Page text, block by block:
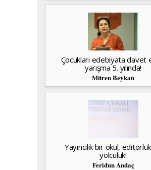
Çocukları edebiyata davet
yarışma 5. yılında!
Müren Beykan
Yayıncılık bir okul,
yolculuk!
Feridun Andaç